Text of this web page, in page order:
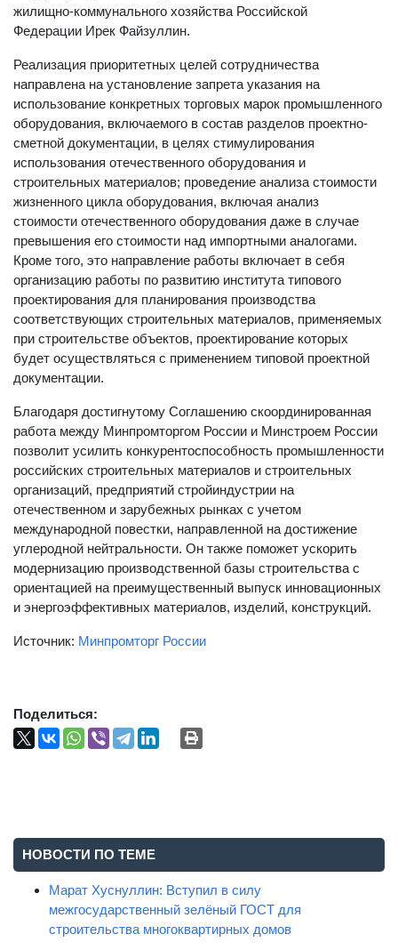
жилищно-коммунального хозяйства Российской
Федерации Ирек Файзуллин.
Реализация приоритетных целей сотрудничества
направлена на установление запрета указания на
использование конкретных торговых марок промышленного
оборудования, включаемого в состав разделов проектно-
сметной документации, в целях стимулирования
использования отечественного оборудования и
строительных материалов; проведение анализа стоимости
жизненного цикла оборудования, включая анализ
стоимости отечественного оборудования даже в случае
превышения его стоимости над импортными аналогами.
Кроме того, это направление работы включает в себя
организацию работы по развитию института типового
проектирования для планирования производства
соответствующих строительных материалов, применяемых
при строительстве объектов, проектирование которых
будет осуществляться с применением типовой проектной
документации.
Благодаря достигнутому Соглашению скоординированная
работа между Минпромторгом России и Минстроем России
позволит усилить конкурентоспособность промышленности
российских строительных материалов и строительных
организаций, предприятий стройиндустрии на
отечественном и зарубежных рынках с учетом
международной повестки, направленной на достижение
углеродной нейтральности. Он также поможет ускорить
модернизацию производственной базы строительства с
ориентацией на преимущественный выпуск инновационных
и энергоэффективных материалов, изделий, конструкций.
Источник: Минпромторг России
Поделиться:
НОВОСТИ ПО ТЕМЕ
Марат Хуснуллин: Вступил в силу
межгосударственный зелёный ГОСТ для
строительства многоквартирных домов